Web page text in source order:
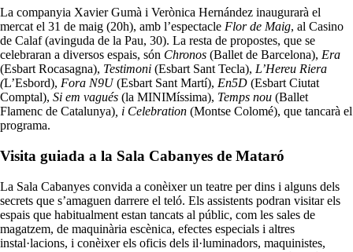
La companyia Xavier Gumà i Verònica Hernández inaugurarà el
mercat el 31 de maig (20h), amb l’espectacle Flor de Maig, al Casino
de Calaf (avinguda de la Pau, 30). La resta de propostes, que se
celebraran a diversos espais, són Chronos (Ballet de Barcelona), Era
(Esbart Rocasagna), Testimoni (Esbart Sant Tecla), L’Hereu Riera
(L’Esbord), Fora N9U(Esbart Sant Martí), En5D (Esbart Ciutat
Comptal), Si em vagués (la MINIMíssima), Temps nou (Ballet
Flamenc de Catalunya) , i Celebration (Montse Colomé), que tancarà el
programa.
Visita guiada a la Sala Cabanyes de Mataró
La Sala Cabanyes convida a conèixer un teatre per dins i alguns dels
secrets que s’amaguen darrere el teló. Els assistents podran visitar els
espais que habitualment estan tancats al públic, com les sales de
magatzem, de maquinària escènica, efectes especials i altres
instal·lacions, i conèixer els oficis dels il·luminadors, maquinistes,